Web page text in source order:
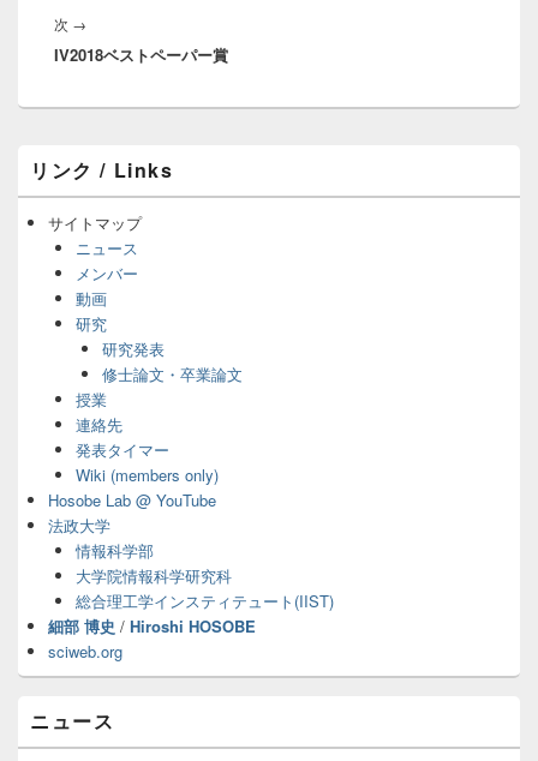
ゲ
ー
シ
次 →
の
稿:
IV2018ベストペーパー賞
ン
サ
ア
リンク / Links
サイトマップ
ニュース
メンバー
動画
研究
研究発表
修士論文・卒業論文
授業
連絡先
発表タイマー
Wiki (members only)
Hosobe Lab @ YouTube
法政大学
情報科学部
大学院情報科学研究科
総合理工学インスティテュート(IIST)
細部 博史 / Hiroshi HOSOBE
sciweb.org
ニュース